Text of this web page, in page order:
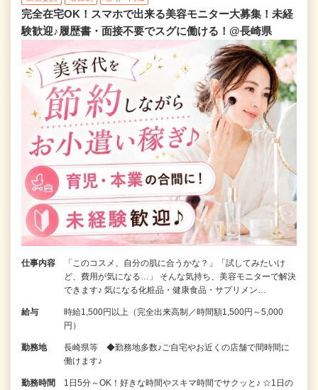
完全在宅OK！スマホで出来る美容モニター大募集！未経
験歓迎♪履歴書・面接不要でスグに働ける！@長崎県
仕事内容
「このコスメ、自分の肌に合うかな？」「試してみたいけ
ど、費用が気になる…」 そんな気持ち、美容モニターで解決
できます♪ 気になる化粧品・健康食品・サプリメン…
給与
時給1,500円以上（完全出来高制／時間額1,500円～5,000
円）
勤務地
長崎県等 ◆勤務地多数♪ご自宅やお近くの店舗で間時間に
働けます♪
勤務時間
1日5分～OK！好きな時間やスキマ時間でサクッと♪ ☆1日の